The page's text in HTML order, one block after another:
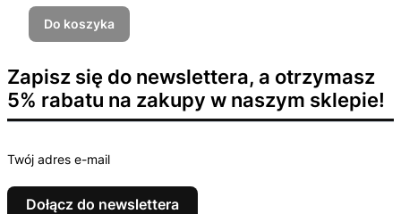
Do koszyka
Zapisz się do newslettera, a otrzymasz
5% rabatu na zakupy w naszym sklepie!
Twój adres e-mail
Dołącz do newslettera